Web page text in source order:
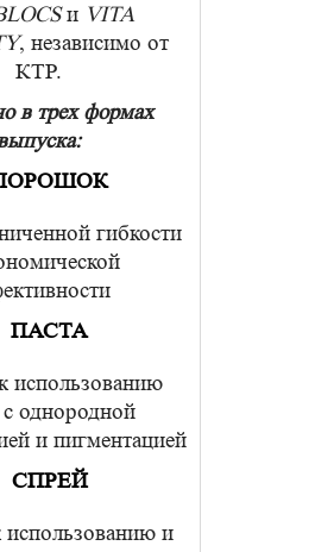
и VITA
, независимо от
КТР.
в трех формах
гибкости
ПАСТА
использованию
однородной
и пигментацией
СПРЕЙ
использованию и